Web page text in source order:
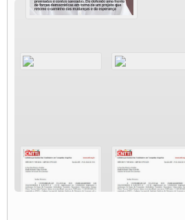
JUVENTUDE DO TRANSPORTE: POR QUE
Fabio Primo testa positivo para Coronavírus, mas
Modal-Live#9 Quais são os direitos dos
Participe da Campanha Fora Bolsonaro
CNTTL e FECOOTAC apoiam Campanha de
MODAL-LIVE#8 - Lideranças sindicais da
O PAPEL DA ITF E FUTAC NAS LUTAS,
ESCALA GLOBAL E DA DEFESA DA VIDA
Modal-Live #6: Com participação especial do
Ciências da Comunicação da USP, Rafael